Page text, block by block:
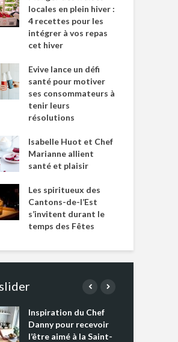
locales en plein hiver :
4 recettes pour les
intégrer à vos repas
cet hiver
Evive lance un défi
santé pour motiver
ses consommateurs à
tenir leurs
résolutions
Isabelle Huot et Chef
Marianne allient
santé et plaisir
Les spiritueux des
Cantons-de-l’Est
s’invitent durant le
temps des Fêtes
Inspiration du Chef
Danny pour recevoir
l’être aimé à la Saint-